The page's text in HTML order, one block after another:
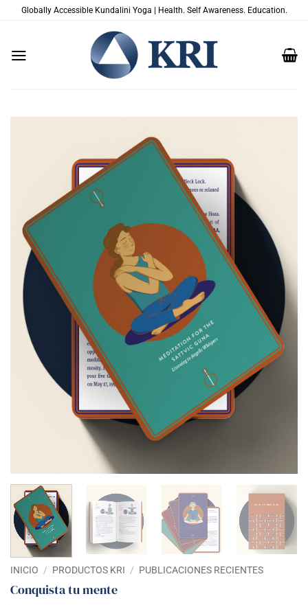
SaltarGlobally Accessible Kundalini Yoga | Health. Self Awareness. Education.
INICIO / PRODUCTOS KRI / PUBLICACIONES RECIENTES
Conquista tu mente